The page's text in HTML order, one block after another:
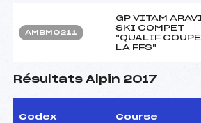
AMBM0211
GP VITAM
SKI COMPET
"QUALIF
LA FFS"
Résultats Alpin 2017
Codex Course